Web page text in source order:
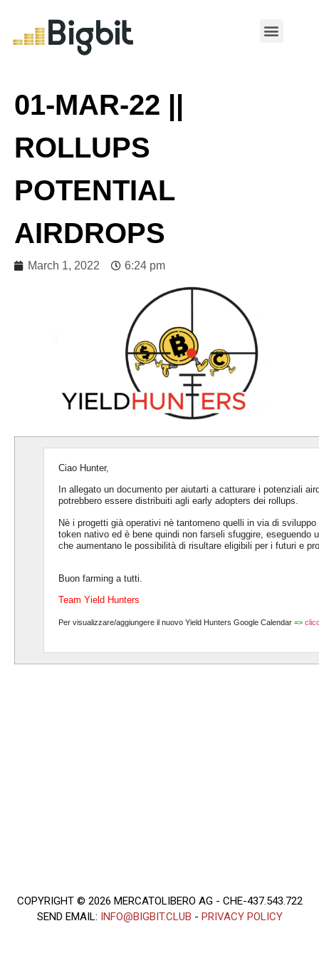
01-MAR-22 ||
ROLLUPS
POTENTIAL
AIRDROPS
March 1, 2022 6:24 pm
Ciao Hunter,
In allegato un documento per aiutarti a catturare i potenziali
potrebbero essere distribuiti agli early adopters dei rollups.
Nè i progetti già operativi nè tantomeno quelli in via di sviluppo
token nativo ed è bene quindi non farseli sfuggire, eseguendo
che aumentano le possibilità di risultare eligibili per i futuri e
Buon farming a tutti.
Team Yield Hunters
Per visualizzare/aggiungere il nuovo Yield Hunters Google Calendar =>
COPYRIGHT © 2026 MERCATOLIBERO AG - CHE-437.543.722
SEND EMAIL: INFO@BIGBIT.CLUB - PRIVACY POLICY